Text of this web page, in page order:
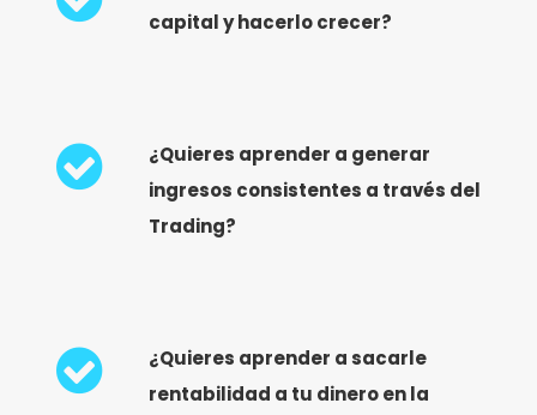
capital y hacerlo crecer?
¿Quieres aprender a generar
ingresos consistentes a través del
Trading?
¿Quieres aprender a sacarle
rentabilidad a tu dinero en la